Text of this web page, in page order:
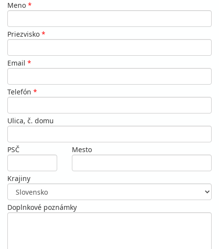
Meno *
Priezvisko *
Email *
Telefón *
Ulica, č. domu
PSČ Mesto
Krajiny
Doplnkové poznámky